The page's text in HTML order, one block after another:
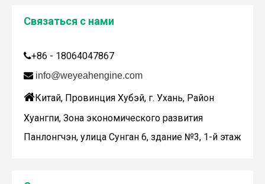
Связаться с нами
+86 - 18064047867
 info@weyeahengine.com
Китай, Провинция Хубэй, г. Ухань, Район
Хуангпи, Зона экономического развития
Панлонгчэн, улица Сунган 6, здание №3, 1-й этаж
WY200673